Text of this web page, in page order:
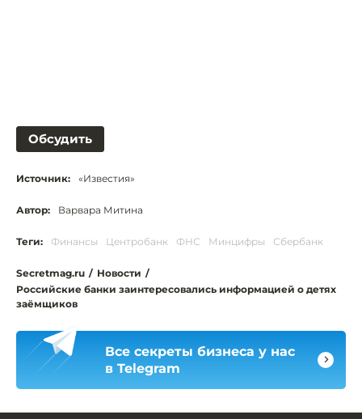
Обсудить
Источник: «Известия»
Автор: Варвара Митина
Теги: Финансы Центробанк ФНС Минцифры Сбербанк
Secretmag.ru / Новости /
Российские банки заинтересовались информацией о детях
заёмщиков
Все секреты бизнеса у нас
в Telegram